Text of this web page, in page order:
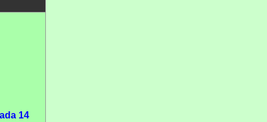
14